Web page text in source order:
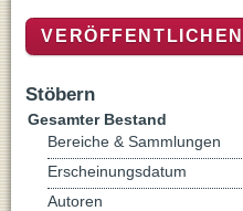
VERÖFFENTLICHEN
Stöbern
Gesamter Bestand
Bereiche & Sammlungen
Erscheinungsdatum
Autoren